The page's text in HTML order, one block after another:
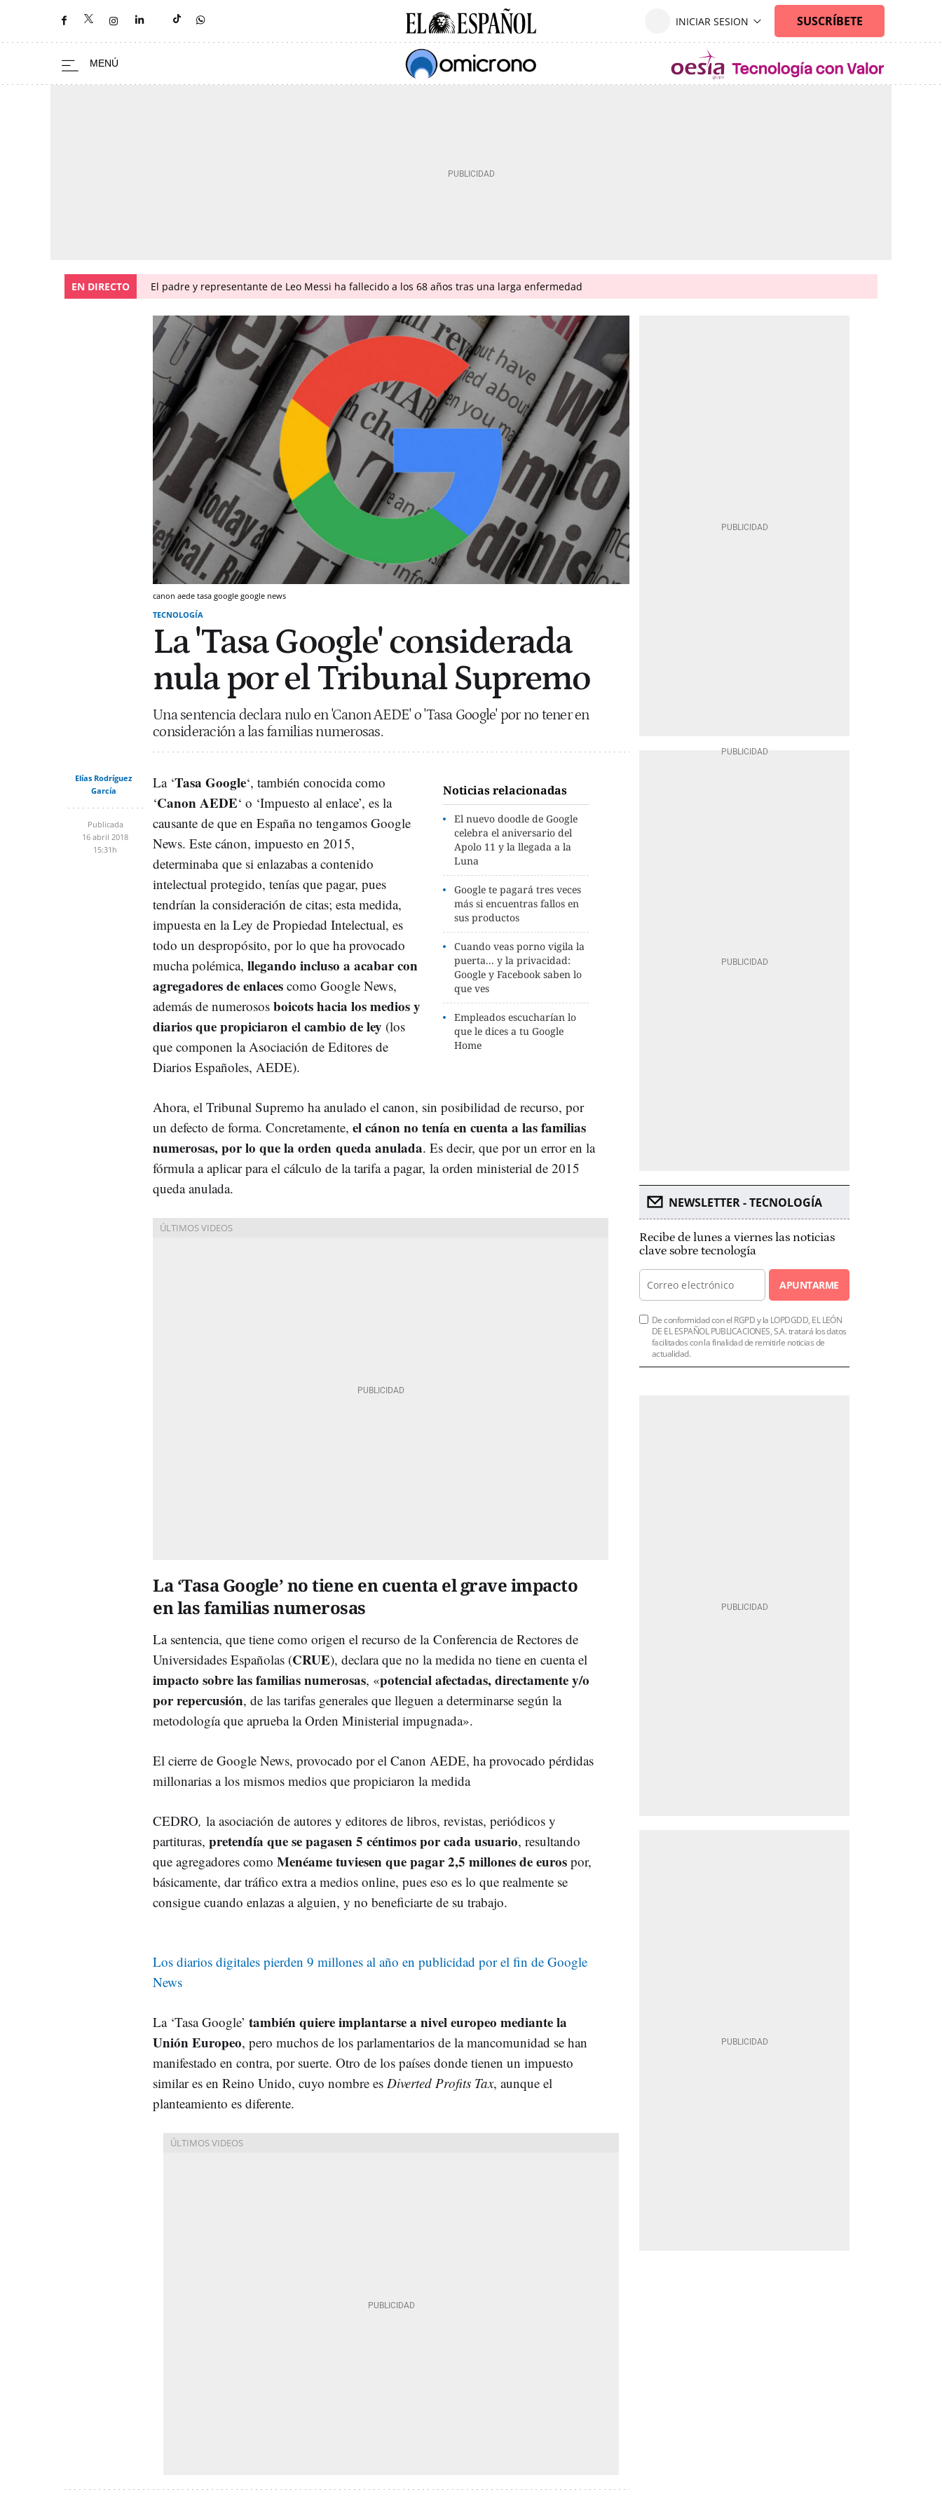
EN DIRECTO El padre y representante de Leo Messi ha fallecido a los 68 años tras una larga enfermedad
canon aede tasa google google news
TECNOLOGÍA
La 'Tasa Google' considerada
nula por el Tribunal Supremo
Una sentencia declara nulo en 'Canon AEDE' o 'Tasa Google' por no tener en
consideración a las familias numerosas.
Elías Rodríguez
García
Publicada
16 abril 2018
15:31h
Noticias relacionadas
El nuevo doodle de Google
celebra el aniversario del
Apolo 11 y la llegada a la
Luna
Google te pagará tres veces
más si encuentras fallos en
sus productos
Cuando veas porno vigila la
puerta... y la privacidad:
Google y Facebook saben lo
que ves
Empleados escucharían lo
que le dices a tu Google
Home
La ‘Tasa Google‘, también conocida como
‘Canon AEDE‘ o ‘Impuesto al enlace’, es la
causante de que en España no tengamos Google
News. Este cánon, impuesto en 2015,
determinaba que si enlazabas a contenido
intelectual protegido, tenías que pagar, pues
tendrían la consideración de citas; esta medida,
impuesta en la Ley de Propiedad Intelectual, es
todo un despropósito, por lo que ha provocado
mucha polémica, llegando incluso a acabar con
agregadores de enlaces como Google News,
además de numerosos boicots hacia los medios y
diarios que propiciaron el cambio de ley (los
que componen la Asociación de Editores de
Diarios Españoles, AEDE).
Ahora, el Tribunal Supremo ha anulado el canon, sin posibilidad de recurso, por
un defecto de forma. Concretamente, el cánon no tenía en cuenta a las familias
numerosas, por lo que la orden queda anulada. Es decir, que por un error en la
fórmula a aplicar para el cálculo de la tarifa a pagar, la orden ministerial de 2015
queda anulada.
La ‘Tasa Google’ no tiene en cuenta el grave impacto
en las familias numerosas
La sentencia, que tiene como origen el recurso de la Conferencia de Rectores de
Universidades Españolas (CRUE), declara que no la medida no tiene en cuenta el
impacto sobre las familias numerosas, «potencial afectadas, directamente y/o
por repercusión, de las tarifas generales que lleguen a determinarse según la
metodología que aprueba la Orden Ministerial impugnada».
El cierre de Google News, provocado por el Canon AEDE, ha provocado pérdidas
millonarias a los mismos medios que propiciaron la medida
CEDRO, la asociación de autores y editores de libros, revistas, periódicos y
partituras, pretendía que se pagasen 5 céntimos por cada usuario, resultando
que agregadores como Menéame tuviesen que pagar 2,5 millones de euros por,
básicamente, dar tráfico extra a medios online, pues eso es lo que realmente se
consigue cuando enlazas a alguien, y no beneficiarte de su trabajo.
Los diarios digitales pierden 9 millones al año en publicidad por el fin de Google
News
La ‘Tasa Google’ también quiere implantarse a nivel europeo mediante la
Unión Europeo, pero muchos de los parlamentarios de la mancomunidad se han
manifestado en contra, por suerte. Otro de los países donde tienen un impuesto
similar es en Reino Unido, cuyo nombre es Diverted Profits Tax, aunque el
planteamiento es diferente.
NEWSLETTER - TECNOLOGÍA
Recibe de lunes a viernes las noticias
clave sobre tecnología
APUNTARME
De conformidad con el RGPD y la LOPDGDD, EL LEÓN
DE EL ESPAÑOL PUBLICACIONES, S.A. tratará los datos
facilitados con la finalidad de remitirle noticias de
actualidad.